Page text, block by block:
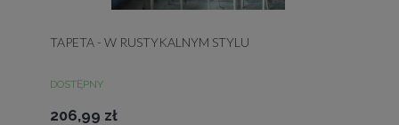
TAPETA - W RUSTYKALNYM STYLU
DOSTĘPNY
206,99 zł